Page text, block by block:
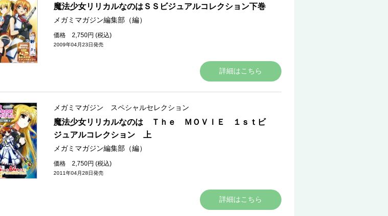
魔法少女リリカルなのはＳＳビジュアルコレクション下巻
メガミマガジン編集部（編）
価格 2,750円 (税込)
2009年04月23日発売
詳細はこちら
メガミマガジン スペシャルセレクション
魔法少女リリカルなのは Ｔｈｅ ＭＯＶＩＥ １ｓｔビ
ジュアルコレクション 上
メガミマガジン編集部（編）
価格 2,750円 (税込)
2011年04月28日発売
詳細はこちら